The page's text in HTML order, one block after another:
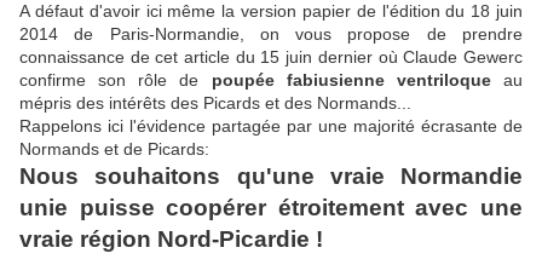
A défaut d'avoir ici même la version papier de l'édition du 18 juin
2014 de Paris-Normandie, on vous propose de prendre
connaissance de cet article du 15 juin dernier où Claude Gewerc
confirme son rôle de poupée fabiusienne ventriloqueau
mépris des intérêts des Picards et des Normands...
Rappelons ici l'évidence partagée par une majorité écrasante de
Normands et de Picards:
Nous souhaitons qu'une vraie Normandie
unie puisse coopérer étroitement avec une
vraie région Nord-Picardie !